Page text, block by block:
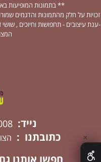
** בתמונות המופיעות
זכויות על חלק מהתמונות והדגמים
נייד:
כתובתנו : הצוף 2/1 פרדס-
חפשו אותנו
✕